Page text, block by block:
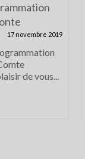
17 novembre 2019
de vous...